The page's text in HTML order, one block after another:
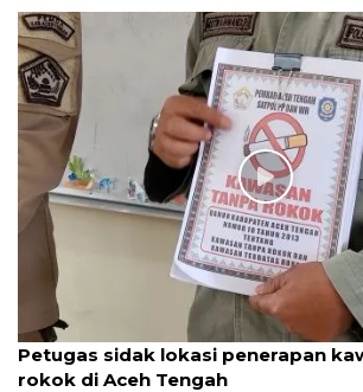
Petugas sidak lokasi penerapan
rokok di Aceh Tengah